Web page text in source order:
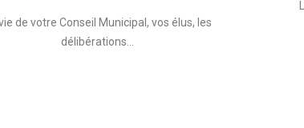
de votre Conseil Municipal, vos élus, les
délibérations…